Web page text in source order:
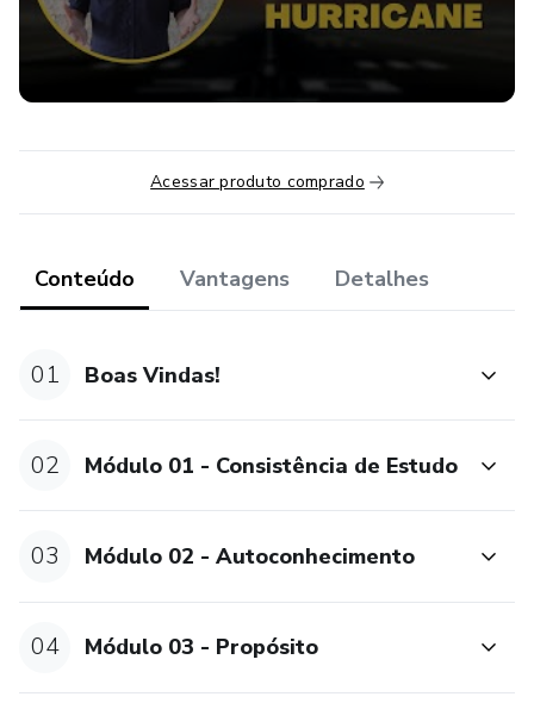
Acessar produto comprado
Conteúdo Vantagens Detalhes
01 Boas Vindas!
02 Módulo 01 - Consistência de Estudo
03 Módulo 02 - Autoconhecimento
04 Módulo 03 - Propósito